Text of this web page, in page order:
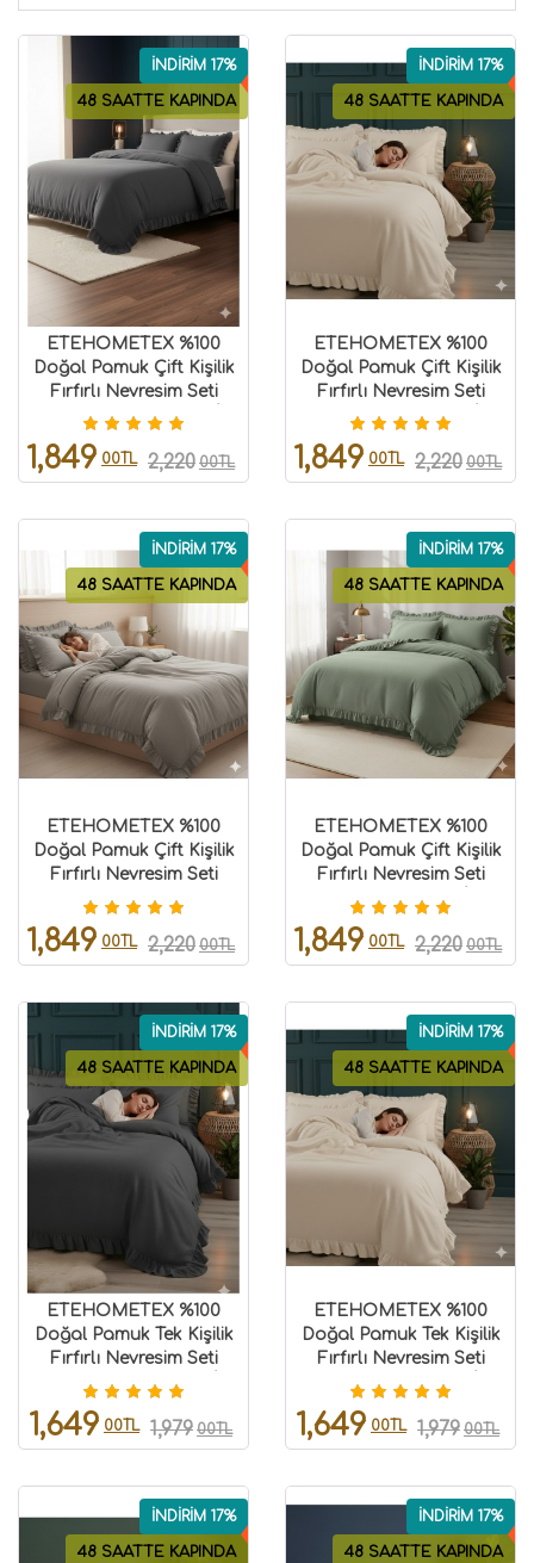
48 SAATTE KAPINDA
İNDİRİM 17%
ETEHOMETEX %100
Doğal Pamuk Çift Kişilik
Fırfırlı Nevresim Seti
200x220 Cm ANTRASİT
1,849 00TL 2,220 00TL
48 SAATTE KAPINDA
İNDİRİM 17%
ETEHOMETEX %100
Doğal Pamuk Çift Kişilik
Fırfırlı Nevresim Seti
200x220 Cm CAPPUCİNO
1,849 00TL 2,220 00TL
48 SAATTE KAPINDA
İNDİRİM 17%
ETEHOMETEX %100
Doğal Pamuk Çift Kişilik
Fırfırlı Nevresim Seti
200x220 Cm TAŞ
8696474232034
1,849 00TL 2,220 00TL
48 SAATTE KAPINDA
İNDİRİM 17%
ETEHOMETEX %100
Doğal Pamuk Çift Kişilik
Fırfırlı Nevresim Seti
200x220 Cm YEŞİL
8696474232033
1,849 00TL 2,220 00TL
48 SAATTE KAPINDA
İNDİRİM 17%
ETEHOMETEX %100
Doğal Pamuk Tek Kişilik
Fırfırlı Nevresim Seti
160x220 Cm ANTRASİT
8696474232065
1,649 00TL 1,979 00TL
48 SAATTE KAPINDA
İNDİRİM 17%
ETEHOMETEX %100
Doğal Pamuk Tek Kişilik
Fırfırlı Nevresim Seti
160x220 Cm CAPPUCİNO
8696474232066
1,649 00TL 1,979 00TL
48 SAATTE KAPINDA
İNDİRİM 17%
48 SAATTE KAPINDA
İNDİRİM 17%